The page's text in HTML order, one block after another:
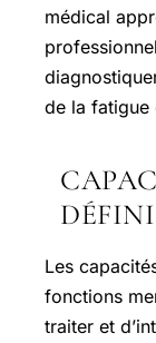
médical
de la fatigue
Les
fonctions
traiter et